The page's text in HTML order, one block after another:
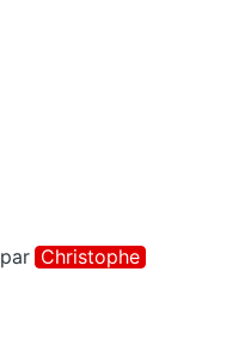
par Christophe